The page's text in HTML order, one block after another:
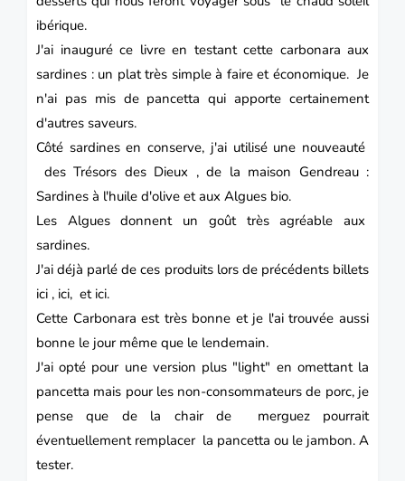
ibérique.
J'ai inauguré ce livre en testant cette carbonara aux
sardines : un plat très simple à faire et économique. Je
n'ai pas mis de pancetta qui apporte certainement
d'autres saveurs.
Côté sardines en conserve, j'ai utilisé une nouveauté
des Trésors des Dieux , de la maison Gendreau :
Sardines à l'huile d'olive et aux Algues bio.
Les Algues donnent un goût très agréable aux
sardines.
J'ai déjà parlé de ces produits lors de précédents billets
ici , ici, et ici.
Cette Carbonara est très bonne et je l'ai trouvée aussi
bonne le jour même que le lendemain.
J'ai opté pour une version plus "light" en omettant la
pancetta mais pour les non-consommateurs de porc, je
pense que de la chair de merguez pourrait
éventuellement remplacer la pancetta ou le jambon. A
tester.